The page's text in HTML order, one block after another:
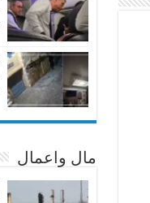
مال واعمال